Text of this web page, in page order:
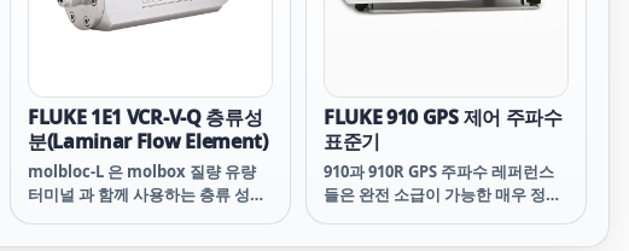
FLUKE 1E1 VCR-V-Q 층류성
분(Laminar Flow Element)
molbloc-L 은 molbox 질량 유량
터미널 과 함께 사용하는 층류 성분
FLUKE 910 GPS 제어 주파수
표준기
910과 910R GPS 주파수 레퍼런스
들은 완전 소급이 가능한 매우 정확